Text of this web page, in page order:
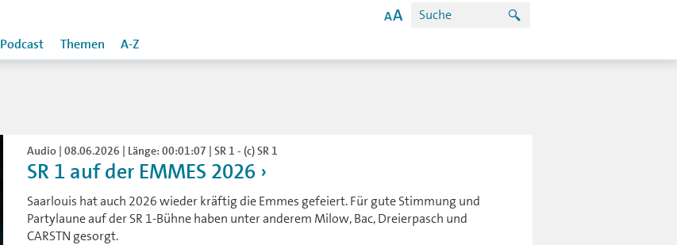
Podcast Themen A-Z
Audio | 08.06.2026 | Länge: 00:01:07 | SR 1 - (c) SR 1
SR 1 auf der EMMES 2026
Saarlouis hat auch 2026 wieder kräftig die Emmes gefeiert. Für gute Stimmung und
Partylaune auf der SR 1-Bühne haben unter anderem Milow, Bac, Dreierpasch und
CARSTN gesorgt.